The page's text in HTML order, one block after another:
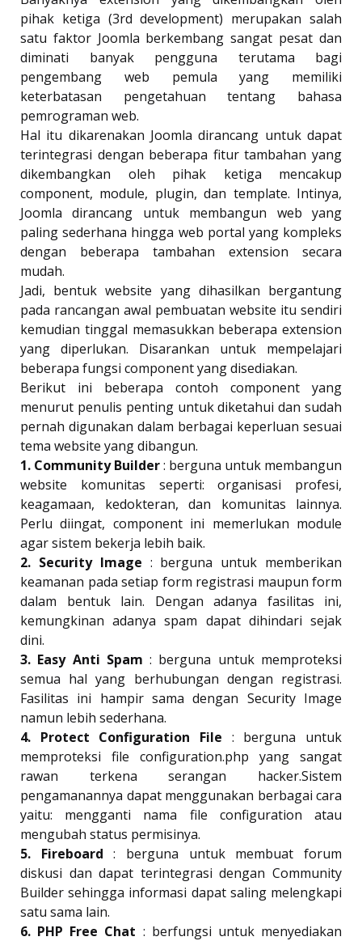
pihak ketiga (3rd development) merupakan salah
satu faktor Joomla berkembang sangat pesat dan
diminati banyak pengguna terutama bagi
pengembang web pemula yang memiliki
keterbatasan pengetahuan tentang bahasa
pemrograman web.
Hal itu dikarenakan Joomla dirancang untuk dapat
terintegrasi dengan beberapa fitur tambahan yang
dikembangkan oleh pihak ketiga mencakup
component, module, plugin, dan template. Intinya,
Joomla dirancang untuk membangun web yang
paling sederhana hingga web portal yang kompleks
dengan beberapa tambahan extension secara
mudah.
Jadi, bentuk website yang dihasilkan bergantung
pada rancangan awal pembuatan website itu sendiri
kemudian tinggal memasukkan beberapa extension
yang diperlukan. Disarankan untuk mempelajari
beberapa fungsi component yang disediakan.
Berikut ini beberapa contoh component yang
menurut penulis penting untuk diketahui dan sudah
pernah digunakan dalam berbagai keperluan sesuai
tema website yang dibangun.
1. Community Builder: berguna untuk membangun
website komunitas seperti: organisasi profesi,
keagamaan, kedokteran, dan komunitas lainnya.
Perlu diingat, component ini memerlukan module
agar sistem bekerja lebih baik.
2. Security Image : berguna untuk memberikan
keamanan pada setiap form registrasi maupun form
dalam bentuk lain. Dengan adanya fasilitas ini,
kemungkinan adanya spam dapat dihindari sejak
dini.
3. Easy Anti Spam : berguna untuk memproteksi
semua hal yang berhubungan dengan registrasi.
Fasilitas ini hampir sama dengan Security Image
namun lebih sederhana.
4. Protect Configuration File : berguna untuk
memproteksi file configuration.php yang sangat
rawan terkena serangan hacker.Sistem
pengamanannya dapat menggunakan berbagai cara
yaitu: mengganti nama file configuration atau
mengubah status permisinya.
5. Fireboard : berguna untuk membuat forum
diskusi dan dapat terintegrasi dengan Community
Builder sehingga informasi dapat saling melengkapi
satu sama lain.
6. PHP Free Chat : berfungsi untuk menyediakan